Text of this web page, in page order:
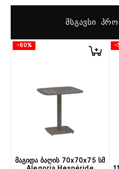
ᲛᲡᲒᲐᲕᲡᲘ
-60%
მაგიდა ბაღის 70x70x75 სმ
-